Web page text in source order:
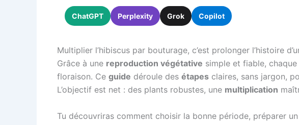
ChatGPT Perplexity Grok Copilot
Multiplier l’hibiscus par bouturage, c’est prolonger l’histoire
Grâce à une reproduction végétative simple et fiable,
floraison. Ce guide déroule des étapes claires, sans jargon,
L’objectif est net : des plants robustes, une multiplication
Tu découvriras comment choisir la bonne période, préparer